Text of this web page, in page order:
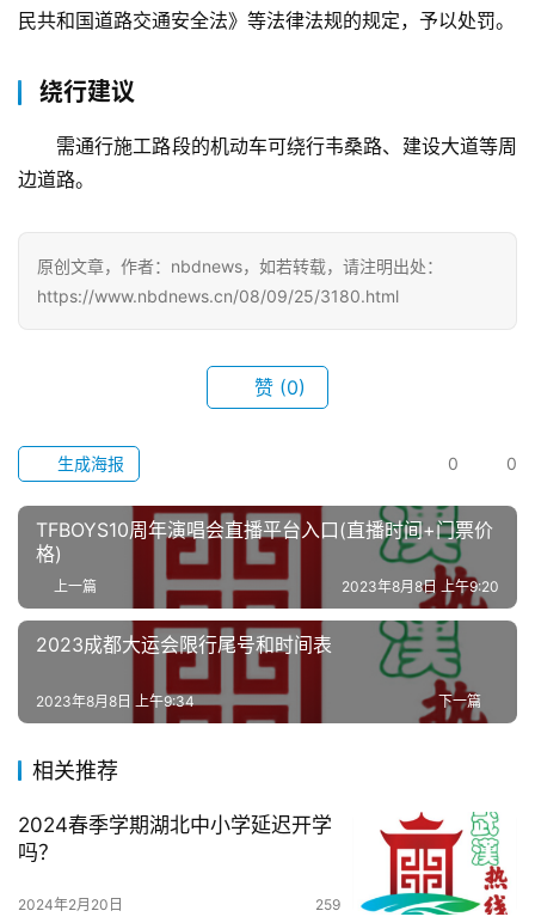
首
武
旅
游
动
活
百
科
民共和国道路交通安全法》等法律法规的规定，予以处罚。
绕行建议
需通行施工路段的机动车可绕行韦桑路、建设大道等周
边道路。
原创文章，作者：nbdnews，如若转载，请注明出处：
https://www.nbdnews.cn/08/09/25/3180.html
赞 (0)
0 0
生成海报
TFBOYS10周年演唱会直播平台入口(直播时间+门票价
格)
上一篇 2023年8月8日 上午9:20
2023成都大运会限行尾号和时间表
下一篇
2023年8月8日 上午9:34
相关推荐
2024春季学期湖北中小学延迟开学
吗？
2024年2月20日 259